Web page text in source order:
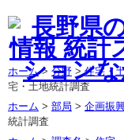
ホーム> 分野 >住宅・
宅・土地統計調査
ホーム > 部局 > 企画振
統計調査